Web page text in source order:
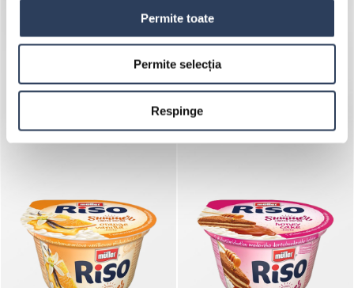
Permite toate
Permite selecția
Respinge
Müller Riso
Summer gust de
ciocolată-banane
Müller Riso Zero*
cu scorțișoară